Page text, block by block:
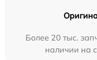
Более 20 тыс.
наличии на